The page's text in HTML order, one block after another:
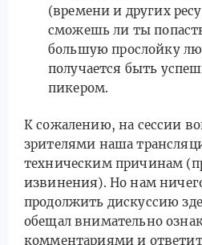
(времени и других
сможешь ли ты
большую прослойку
получается быть
пикером.
К сожалению, на сессии
зрителями наша
техническим причинам
извинения). Но нам
продолжить дискуссию
обещал внимательно
комментариями и